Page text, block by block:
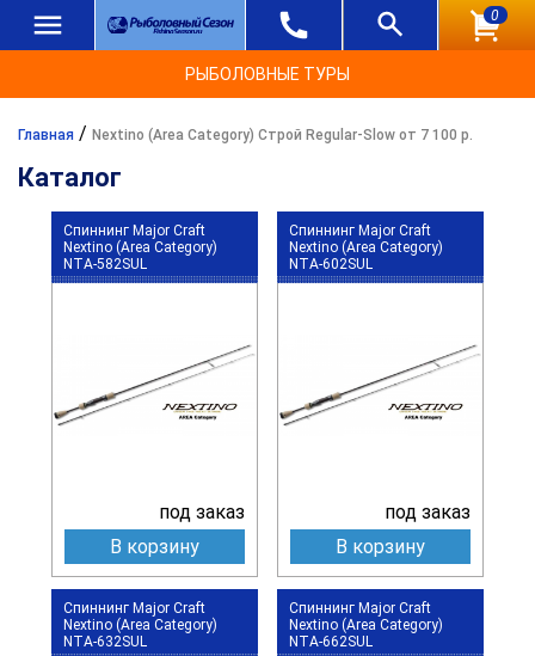
0
РЫБОЛОВНЫЕ ТУРЫ
Главная / Nextino (Area Category) Строй Regular-Slow от 7 100 р.
Каталог
Спиннинг Major Craft
Nextino (Area Category)
NTA-582SUL
под заказ
В корзину
Спиннинг Major Craft
Nextino (Area Category)
NTA-602SUL
под заказ
В корзину
Спиннинг Major Craft
Nextino (Area Category)
NTA-632SUL
Спиннинг Major Craft
Nextino (Area Category)
NTA-662SUL